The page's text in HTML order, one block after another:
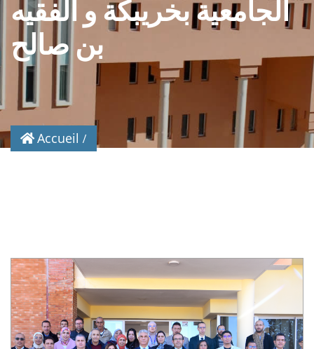
الجامعية بخريبكة و الفقيه
بن صالح
Accueil